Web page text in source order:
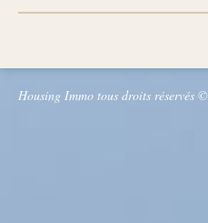
Housing Immo tous droits réservés ©